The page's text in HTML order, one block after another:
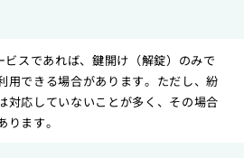
スであれば、鍵開け（解錠）のみで
用できる場合があります。ただし、紛
対応していないことが多く、その場合
ます。